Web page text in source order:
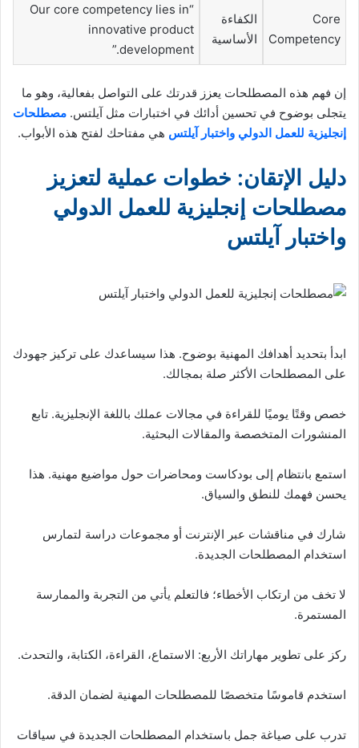
Core
Competency
الكفاءة
الأساسية
“Our core competency lies in
innovative product
development.”
إن فهم هذه المصطلحات يعزز قدرتك على التواصل بفعالية، وهو ما
يتجلى بوضوح في تحسين أدائك في اختبارات مثل آيلتس. مصطلحات
إنجليزية للعمل الدولي واختبار آيلتس هي مفتاحك لفتح هذه الأبواب.
دليل الإتقان: خطوات عملية لتعزيز
مصطلحات إنجليزية للعمل الدولي
واختبار آيلتس
ابدأ بتحديد أهدافك المهنية بوضوح. هذا سيساعدك على تركيز جهودك
على المصطلحات الأكثر صلة بمجالك.
خصص وقتًا يوميًا للقراءة في مجالات عملك باللغة الإنجليزية. تابع
المنشورات المتخصصة والمقالات البحثية.
استمع بانتظام إلى بودكاست ومحاضرات حول مواضيع مهنية. هذا
يحسن فهمك للنطق والسياق.
شارك في مناقشات عبر الإنترنت أو مجموعات دراسة لتمارس
استخدام المصطلحات الجديدة.
لا تخف من ارتكاب الأخطاء؛ فالتعلم يأتي من التجربة والممارسة
المستمرة.
ركز على تطوير مهاراتك الأربع: الاستماع، القراءة، الكتابة، والتحدث.
استخدم قاموسًا متخصصًا للمصطلحات المهنية لضمان الدقة.
تدرب على صياغة جمل باستخدام المصطلحات الجديدة في سياقات